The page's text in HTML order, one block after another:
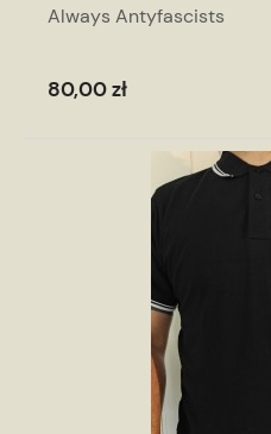
Always Antyfascists
80,00 zł